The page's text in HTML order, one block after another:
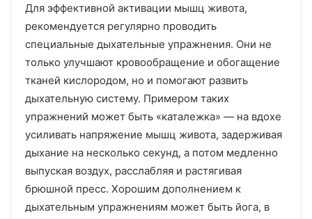
Для эффективной активации мышц живота,
рекомендуется регулярно проводить
специальные дыхательные упражнения. Они не
только улучшают кровообращение и обогащение
тканей кислородом, но и помогают развить
дыхательную систему. Примером таких
упражнений может быть «каталежка» — на вдохе
усиливать напряжение мышц живота, задерживая
дыхание на несколько секунд, а потом медленно
выпуская воздух, расслабляя и растягивая
брюшной пресс. Хорошим дополнением к
дыхательным упражнениям может быть йога, в